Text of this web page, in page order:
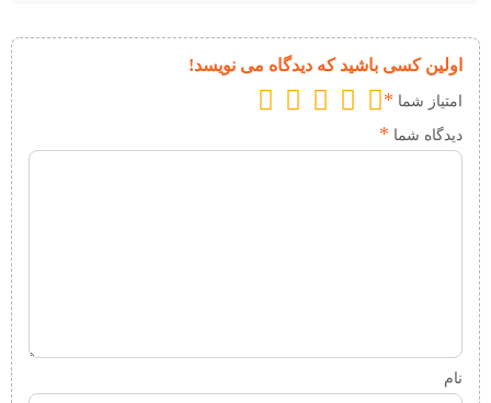
اولین کسی باشید که دیدگاه می نویسد!
امتیاز شما *
دیدگاه شما *
نام